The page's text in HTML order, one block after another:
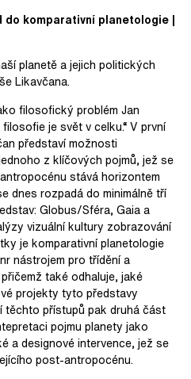
do komparativní planetologie |
planetě a jejich politických
Likavčana.
filosofický problém Jan
je svět v celku.“ V první
představí možnosti
z klíčových pojmů, jež se
stává horizontem
dnes rozpadá do minimálně tří
Globus/Sféra, Gaia a
vizuální kultury zobrazování
je komparativní planetologie
nástrojem pro třídění a
také odhaluje, jaké
projekty tyto představy
těchto přístupů pak druhá část
pojmu planety jako
a designové intervence, jež se
post-antropocénu.